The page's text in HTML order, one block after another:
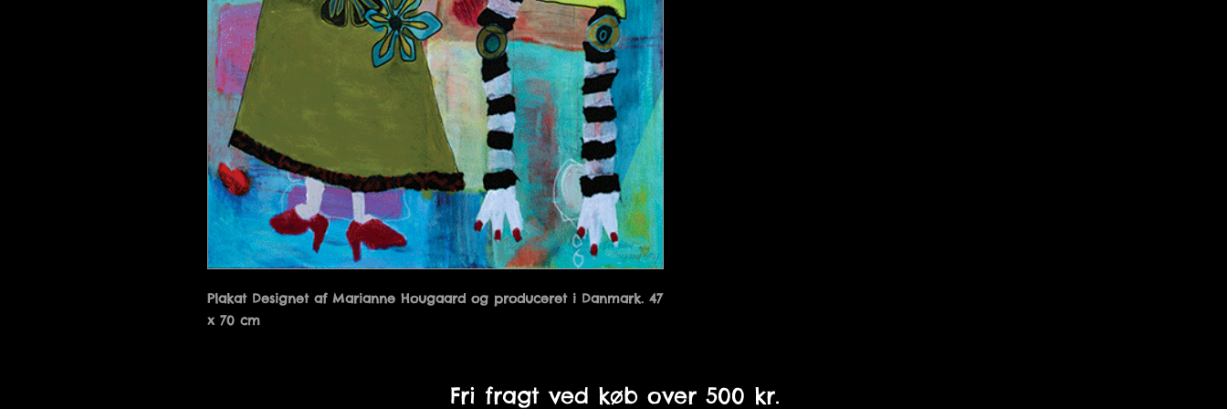
Plakat Designet af Marianne Hougaard og produceret i Danmark. 47
x 70 cm
Fri fragt ved køb over 500 kr.